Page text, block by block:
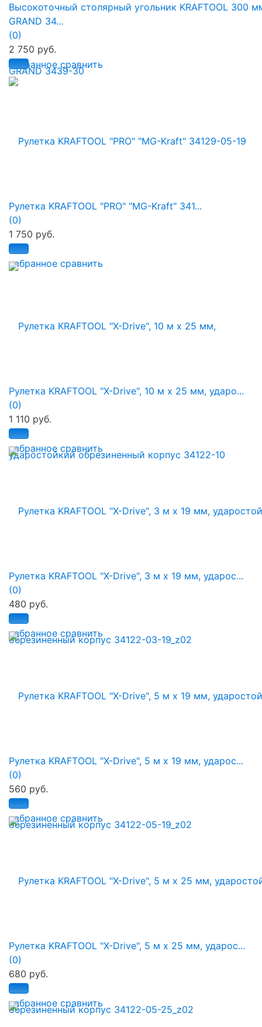
избранное сравнить
Высокоточный столярный угольник KRAFTOOL 300
GRAND 34...
(0)
2 750 руб.
избранное сравнить
Рулетка KRAFTOOL "PRO" "MG-Kraft" 341...
(0)
1 750 руб.
избранное сравнить
Рулетка KRAFTOOL "X-Drive", 10 м x 25 мм, ударо...
(0)
1 110 руб.
избранное сравнить
Рулетка KRAFTOOL "X-Drive", 3 м x 19 мм, ударос...
(0)
480 руб.
избранное сравнить
Рулетка KRAFTOOL "X-Drive", 5 м x 19 мм, ударос...
(0)
560 руб.
избранное сравнить
Рулетка KRAFTOOL "X-Drive", 5 м x 25 мм, ударос...
(0)
680 руб.